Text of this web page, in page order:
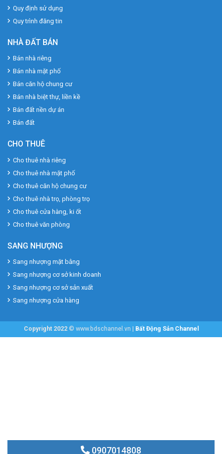
0907014808
Quy định sử dụng
Quy trình đăng tin
NHÀ ĐẤT BÁN
Bán nhà riêng
Bán nhà mặt phố
Bán căn hộ chung cư
Bán nhà biệt thự, liền kề
Bán đất nền dự án
Bán đất
CHO THUÊ
Cho thuê nhà riêng
Cho thuê nhà mặt phố
Cho thuê căn hộ chung cư
Cho thuê nhà trọ, phòng trọ
Cho thuê cửa hàng, ki ốt
Cho thuê văn phòng
SANG NHƯỢNG
Sang nhượng mặt bằng
Sang nhượng cơ sở kinh doanh
Sang nhượng cơ sở sản xuất
Sang nhượng cửa hàng
Copyright 2022© www.bdschannel.vn | Bất Động Sản Channel